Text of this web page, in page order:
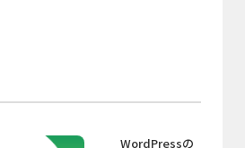
WordPressの